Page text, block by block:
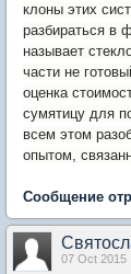
клоны этих
разбираться в
называет
части не
оценка
сумятицу для
всем этом
опытом,
Сообщение
07 Oct 2015